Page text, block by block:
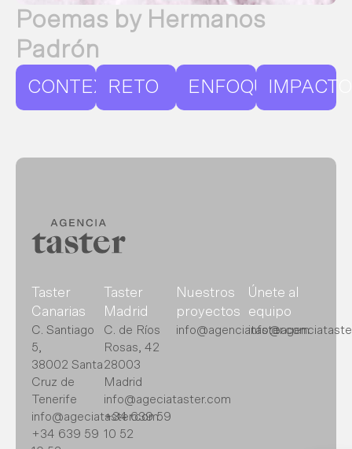
Poemas by Hermanos
Padrón
CONTEXTORETO ENFOQUEIMPACTO
Taster
Canarias
C. Santiago
5,
38002 Santa
Cruz de
Tenerife
info@ageciataster.com
+34 639 59
Taster
Madrid
C. de Ríos
Rosas, 42
28003
Madrid
info@ageciataster.com
+34 639 59
10 52
Nuestros
proyectos
info@agenciataster.com
Únete al
equipo